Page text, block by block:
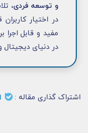
و توسعه فردی،
در اختیار
مفید و قابل
در دنیای
اشتراک گذاری مقاله :